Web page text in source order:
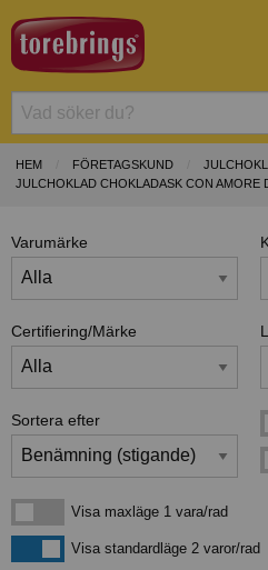
HEM FÖRETAGSKUND
JULCHOKLAD CHOKLADASK CON AMORE
Varumärke
Certifiering/Märke
Sortera efter
Visa maxläge 1 vara/rad
Visa maxläge 1 vara/rad
Visa standardlägeVisa standardläge 2 varor/rad